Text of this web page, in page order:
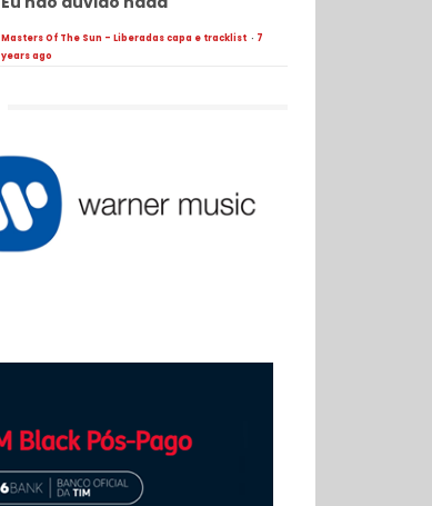
Masters Of The Sun - Liberadas capa e tracklist · 7
years ago